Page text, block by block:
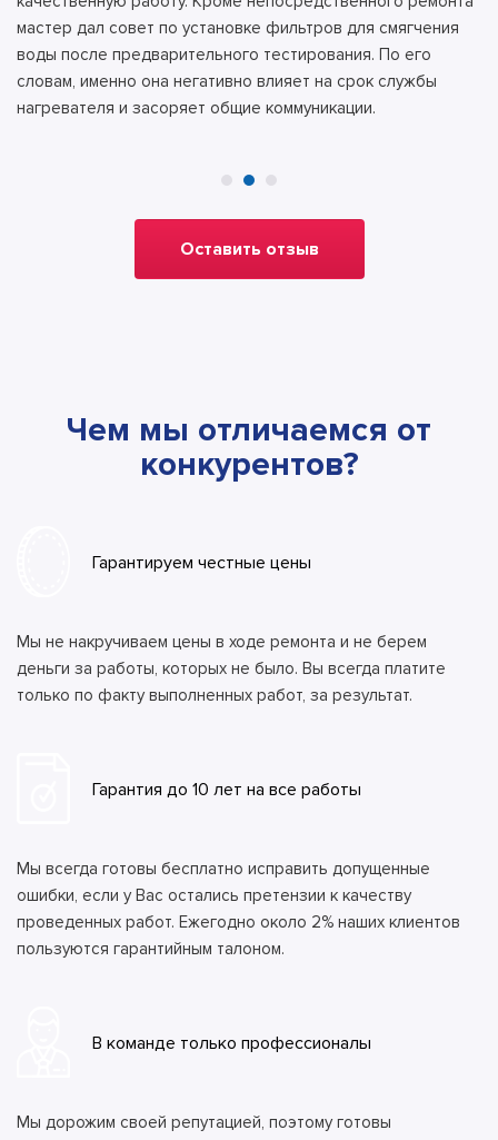
мастер дал совет по установке фильтров для смягчения
воды после предварительного тестирования. По его
словам, именно она негативно влияет на срок службы
нагревателя и засоряет общие коммуникации.
Оставить отзыв
Чем мы отличаемся от
конкурентов?
Гарантируем честные цены
Мы не накручиваем цены в ходе ремонта и не берем
деньги за работы, которых не было. Вы всегда платите
только по факту выполненных работ, за результат.
Гарантия до 10 лет на все работы
Мы всегда готовы бесплатно исправить допущенные
ошибки, если у Вас остались претензии к качеству
проведенных работ. Ежегодно около 2% наших клиентов
пользуются гарантийным талоном.
В команде только профессионалы
Мы дорожим своей репутацией, поэтому готовы